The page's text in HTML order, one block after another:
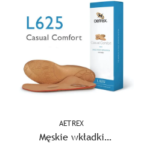
AETREX
Męskie wkładki